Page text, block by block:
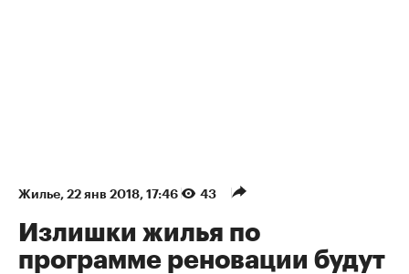
Жилье⁠, 22 янв 2018, 17:46 43
Излишки жилья по
программе реновации будут